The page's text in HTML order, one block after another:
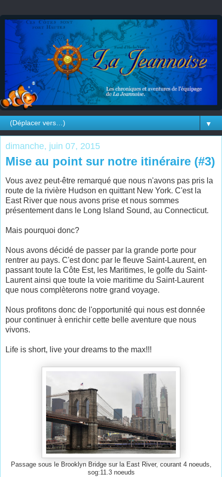
▼
dimanche, juin 07, 2015
Mise au point sur notre itinéraire (#3)
Vous avez peut-être remarqué que nous n'avons pas pris la
route de la rivière Hudson en quittant New York. C'est la
East River que nous avons prise et nous sommes
présentement dans le Long Island Sound, au Connecticut.
Mais pourquoi donc?
Nous avons décidé de passer par la grande porte pour
rentrer au pays. C'est donc par le fleuve Saint-Laurent, en
passant toute la Côte Est, les Maritimes, le golfe du Saint-
Laurent ainsi que toute la voie maritime du Saint-Laurent
que nous complèterons notre grand voyage.
Nous profitons donc de l'opportunité qui nous est donnée
pour continuer à enrichir cette belle aventure que nous
vivons.
Life is short, live your dreams to the max!!!
Passage sous le Brooklyn Bridge sur la East River, courant 4 noeuds,
sog:11.3 noeuds